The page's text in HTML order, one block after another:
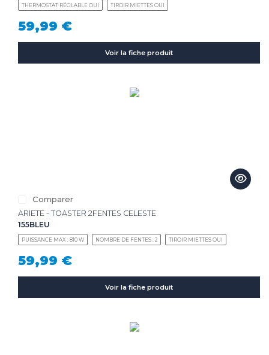
THERMOSTAT RÉGLABLE OUI TIROIR MIETTES OUI
59,99 €
Voir la fiche produit
Comparer
ARIETE - TOASTER 2FENTES CELESTE
155BLEU
PUISSANCE MAX : 810 W NOMBRE DE FENTES : 2 TIROIR MIETTES OUI
59,99 €
Voir la fiche produit